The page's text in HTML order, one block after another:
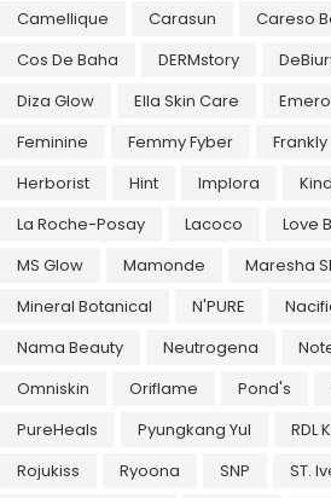
Camellique
Carasun
Careso
Cos De Baha
DERMstory
Diza Glow
Ella Skin Care
Feminine
Femmy Fyber Frankly
Herborist
Hint Implora
La Roche-Posay
Lacoco
Love
MS Glow
Mamonde Maresha
Mineral Botanical
N'PURE
Nama Beauty
Neutrogena
Omniskin
Oriflame Pond's
PureHeals
Pyungkang Yul RDL
Rojukiss
Ryoona SNP ST.